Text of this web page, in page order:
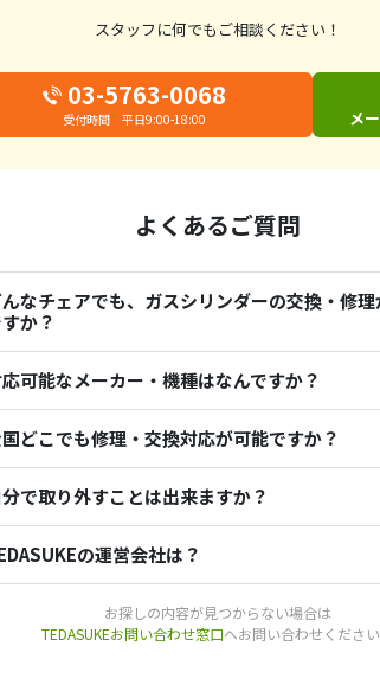
スタッフに何でもご相談ください！
03-5763-0068
受付時間 平日9:00-18:00 メ
よくあるご質問
なチェアでも、ガスシリンダーの交換・修
か？
可能なメーカー・機種はなんですか？
どこでも修理・交換対応が可能ですか？
で取り外すことは出来ますか？
の運営会社は？
お探しの内容が見つからない場合は
TEDASUKEお問い合わせ窓口へお問い合わせください